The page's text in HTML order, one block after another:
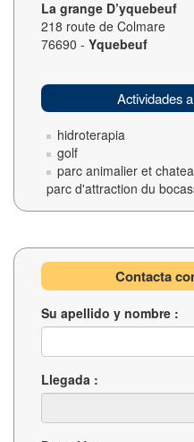
La grange D’yquebeuf
218 route de Colmare
76690 - Yquebeuf
Actividades
hidroterapia
golf
parc animalier et
parc d'attraction du
Contacta
Su apellido y nombre :
Llegada :